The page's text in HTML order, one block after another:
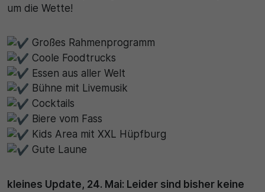
um die Wette!
Großes Rahmenprogramm
Coole Foodtrucks
Essen aus aller Welt
Bühne mit Livemusik
Cocktails
Biere vom Fass
Kids Area mit XXL Hüpfburg
Gute Laune
kleines Update, 24. Mai: Leider sind bisher keine
Dieser Wert speichert Ihre Consent-Einstellungen.
historische Speicherung Ihrer vorgenommen
Einstellungen, falls der Webseiten-Betreiber dies
eingestellt hat.
Anbieter
Matomo
Laufzeit
30 Minuten
Zweck
vorübergehende Daten des Besuchs zu speichern.